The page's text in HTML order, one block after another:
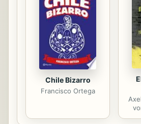
Chile Bizarro
Francisco Ortega